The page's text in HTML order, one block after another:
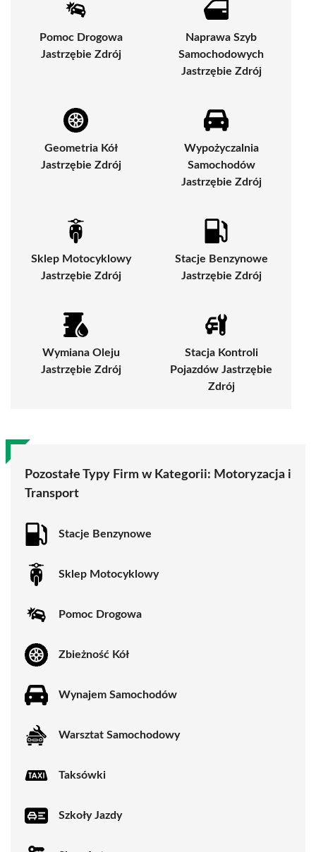
Pomoc Drogowa
Jastrzębie Zdrój
Naprawa Szyb
Samochodowych
Jastrzębie Zdrój
Geometria Kół
Jastrzębie Zdrój
Wypożyczalnia
Samochodów
Jastrzębie Zdrój
Sklep Motocyklowy
Jastrzębie Zdrój
Stacje Benzynowe
Jastrzębie Zdrój
Wymiana Oleju
Jastrzębie Zdrój
Stacja Kontroli
Pojazdów Jastrzębie
Zdrój
Pozostałe Typy Firm w Kategorii: Motoryzacja i
Transport
Stacje Benzynowe
Sklep Motocyklowy
Pomoc Drogowa
Zbieżność Kół
Wynajem Samochodów
Warsztat Samochodowy
Taksówki
Szkoły Jazdy